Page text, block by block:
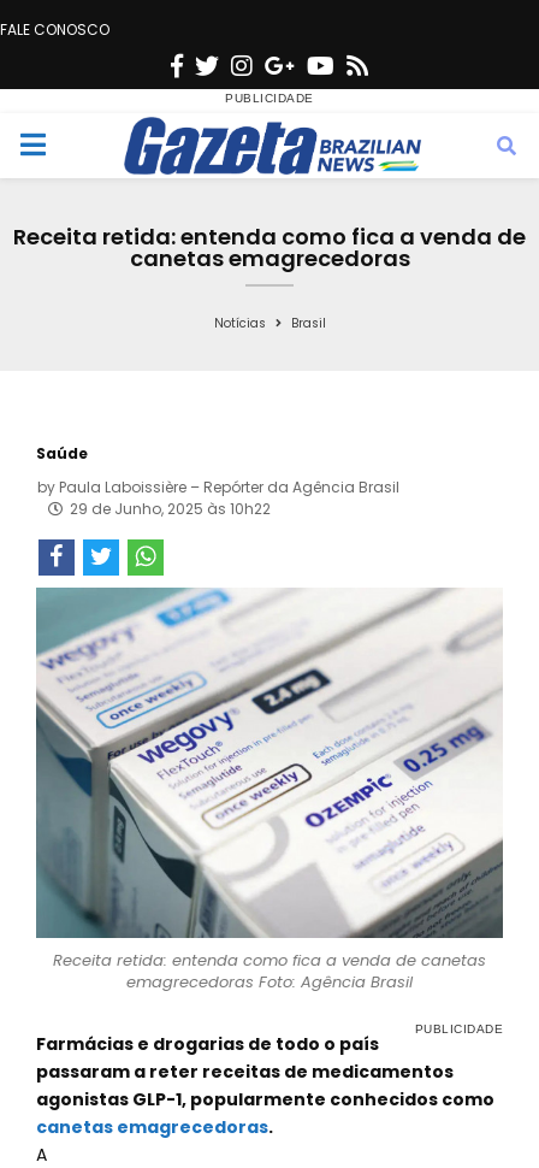
FALE CONOSCO
F
c
e
o
T
w
i
t
e
n
s
t
g
r
a
G
o
o
g
e
Y
u
t
b
s
M
Receita retida: entenda como fica a venda de
canetas emagrecedoras
Notícias Brasil
Saúde
by Paula Laboissière – Repórter da Agência Brasil
29 de Junho, 2025 às 10h22
Receita retida: entenda como fica a venda de canetas
emagrecedoras Foto: Agência Brasil
Farmácias e drogarias de todo o país
passaram a reter receitas de medicamentos
agonistas GLP-1, popularmente conhecidos como
canetas emagrecedoras.
A